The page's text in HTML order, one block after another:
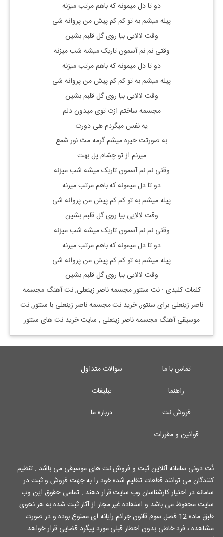
دو تا دل میمونه که باهم مرتب میزنه
پیله میشم به تو کم کم پیش من پروانه شی
وقت لالایی بیا روی گل قلبم بشین
وقتی نم نم آسمون تاریک میشه شب میزنه
دو تا دل میمونه که باهم مرتب میزنه
پیله میشم به تو کم کم پیش من پروانه شی
وقت لالایی بیا روی گل قلبم بشین
مجسمه ساختم ازت توی میدون دلم
یه نفس میگردم هی دورت
به صورتت خیره میشم گرمه مث نور شمع
میزنم از تو چشام پل بهت
وقتی نم نم آسمون تاریک میشه شب میزنه
دو تا دل میمونه که باهم مرتب میزنه
پیله میشم به تو کم کم پیش من پروانه شی
وقت لالایی بیا روی گل قلبم بشین
وقتی نم نم آسمون تاریک میشه شب میزنه
دو تا دل میمونه که باهم مرتب میزنه
پیله میشم به تو کم کم پیش من پروانه شی
وقت لالایی بیا روی گل قلبم بشین
کلمات کلیدی : نت سنتورمجسمه ناصر زینعلی, نت آهنگ مجسمه
ناصر زینعلی برای سنتور, خرید نتمجسمه ناصر زینعلی با سنتور, نت
موسیقی آهنگ مجسمه ناصر زینعلی , سایت خرید نت های سنتور
تماس با ما
سوالات متداول
راهنما
تبلیغات
فروش نت
درباره ما
قوانین و مقررات
نُت دونی سامانه آنلاین ثبت و فروش نت های موسیقی می باشد . تنظیم
کنندگان می توانند قطعات تنظیم شده خود را به جهت فروش و ثبت در
سامانه در اختیار کارشناسان وب سایت قرار دهند . تمامی حقوق این وب
سایت محفوظ می باشد و استفاده غیر مجاز از آثار ثبت شده به هر نحوی
طبق ماده 12 فصل سوم قانون جرائم رایانه ای ممنوع بوده و در صورت
مشاهده ، فرد خاطی بدون اخطار قبلی مورد پیگرد قضایی قرار خواهد